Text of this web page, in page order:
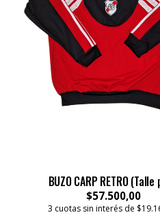
BUZO CARP RETRO
$57.500,00
3 cuotas sin interés de